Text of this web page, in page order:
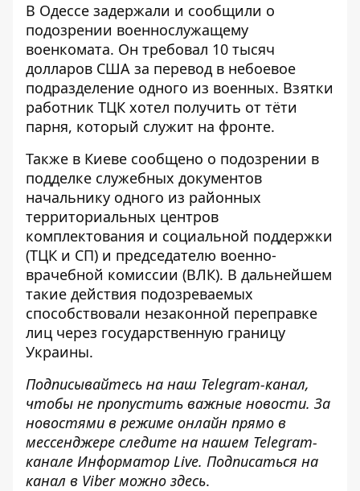
В Одессе задержали и сообщили о
подозрении военнослужащему
военкомата. Он требовал 10 тысяч
долларов США за перевод в небоевое
подразделение одного из военных. Взятки
работник ТЦК хотел получить от тёти
парня, который служит на фронте.
Также в Киеве сообщено о подозрении в
подделке служебных документов
начальнику одного из районных
территориальных центров
комплектования и социальной поддержки
(ТЦК и СП) и председателю военно-
врачебной комиссии (ВЛК). В дальнейшем
такие действия подозреваемых
способствовали незаконной переправке
лиц через государственную границу
Украины.
Подписывайтесь на наш Telegram-канал,
чтобы не пропустить важные новости. За
новостями в режиме онлайн прямо в
мессенджере следите на нашем Telegram-
канале Информатор Live. Подписаться на
канал в Viber можно здесь.